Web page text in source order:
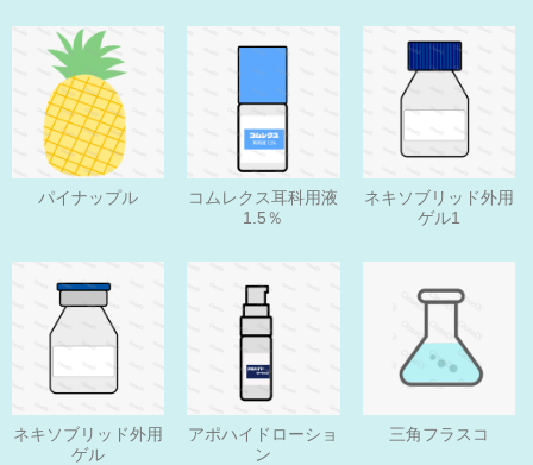
パイナップル
コムレクス耳科用液
1.5％
ネキソブリッド外用
ゲル1
ネキソブリッド外用
ゲル
アポハイドローショ
ン
三角フラスコ